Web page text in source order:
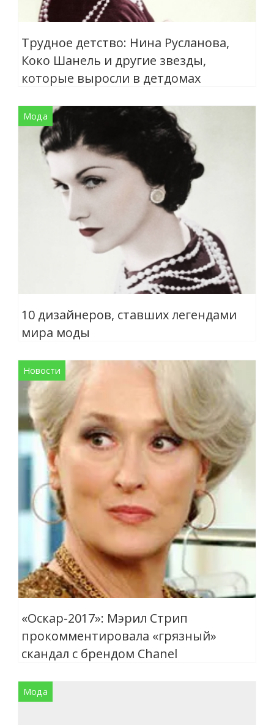
Трудное детство: Нина Русланова,
Коко Шанель и другие звезды,
которые выросли в детдомах
Мода
10 дизайнеров, ставших легендами
мира моды
Новости
«Оскар-2017»: Мэрил Стрип
прокомментировала «грязный»
скандал с брендом Chanel
Мода